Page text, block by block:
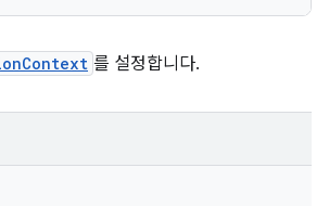
를 설정합니다.